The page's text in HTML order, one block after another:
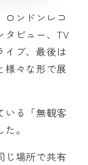
ンドンレコ
タビュー、TV
イブ、最後は
様々な形で展
いる「無観客
。
じ場所で共有